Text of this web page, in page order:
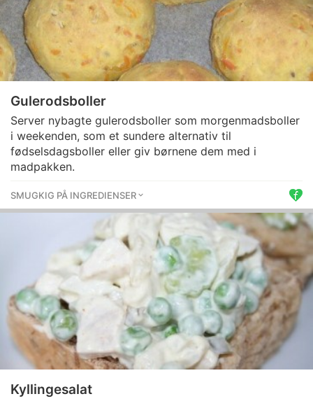
Gulerodsboller
Server nybagte gulerodsboller som morgenmadsboller
i weekenden, som et sundere alternativ til
fødselsdagsboller eller giv børnene dem med i
madpakken.
SMUGKIG PÅ INGREDIENSER
Kyllingesalat